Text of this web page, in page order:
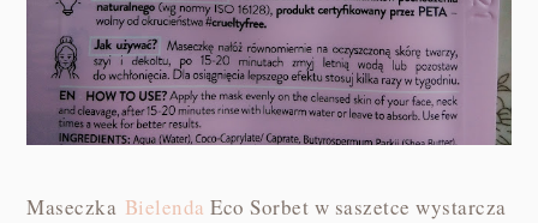
Maseczka Bielenda Eco Sorbet w saszetce wystarcza